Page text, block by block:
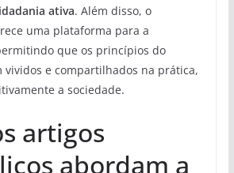
ativa. Além disso, o
uma plataforma para a
que os princípios do
vividos e compartilhados na prática,
a sociedade.
artigos
abordam a